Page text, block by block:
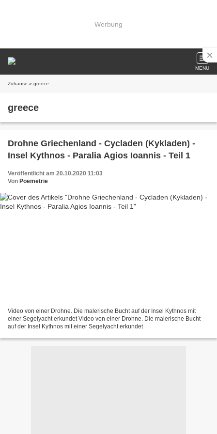
Werbung
MENU
Zuhause » greece
greece
Drohne Griechenland - Cycladen (Kykladen) -
Insel Kythnos - Paralia Agios Ioannis - Teil 1
Veröffentlicht am 20.10.2020 11:03
Von Poemetrie
Video von einer Drohne. Die malerische Bucht auf der Insel Kythnos mit
einer Segelyacht erkundet Video von einer Drohne. Die malerische Bucht
auf der Insel Kythnos mit einer Segelyacht erkundet